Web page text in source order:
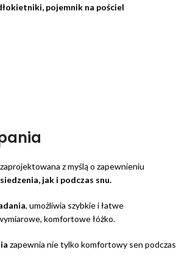
pojemnik na pościel
z myślą o zapewnieniu
jak i podczas snu.
, umożliwia szybkie i łatwe
komfortowe łóżko.
zapewnia nie tylko komfortowy sen podczas